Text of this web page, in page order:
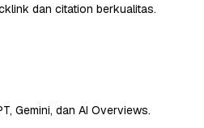
dan citation berkualitas.
Gemini, dan AI Overviews.